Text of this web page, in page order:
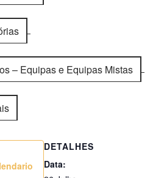
– Equipas e Equipas Mistas
DETALHES
Data: